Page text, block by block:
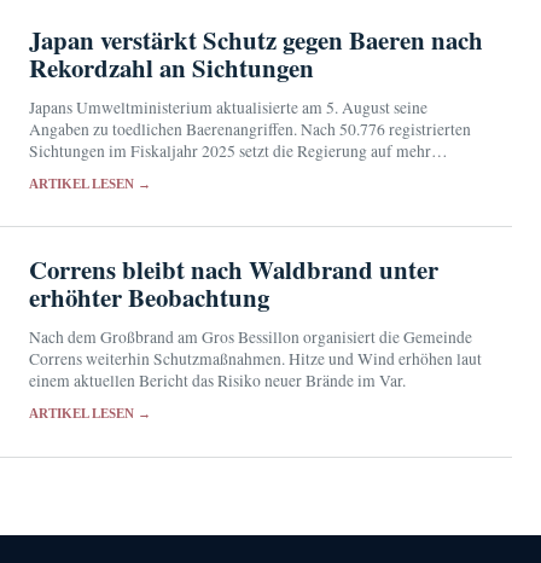
Japan verstärkt Schutz gegen Baeren nach
Rekordzahl an Sichtungen
Japans Umweltministerium aktualisierte am 5. August seine
Angaben zu toedlichen Baerenangriffen. Nach 50.776 registrierten
Sichtungen im Fiskaljahr 2025 setzt die Regierung auf mehr
ARTIKEL LESEN →
Correns bleibt nach Waldbrand unter
erhöhter Beobachtung
Nach dem Großbrand am Gros Bessillon organisiert die Gemeinde
Correns weiterhin Schutzmaßnahmen. Hitze und Wind erhöhen laut
einem aktuellen Bericht das Risiko neuer Brände im Var.
ARTIKEL LESEN →